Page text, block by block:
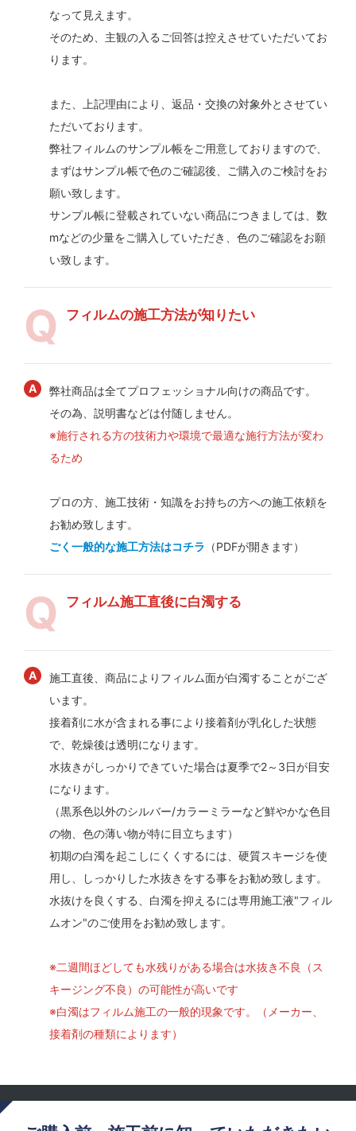
なって見えます。
そのため、主観の入るご回答は控えさせていただいてお
ります。
また、上記理由により、返品・交換の対象外とさせてい
ただいております。
弊社フィルムのサンプル帳をご用意しておりますので、
まずはサンプル帳で色のご確認後、ご購入のご検討をお
願い致します。
サンプル帳に登載されていない商品につきましては、数
mなどの少量をご購入していただき、色のご確認をお願
い致します。
フィルムの施工方法が知りたい
弊社商品は全てプロフェッショナル向けの商品です。
その為、説明書などは付随しません。
※施行される方の技術力や環境で最適な施行方法が変わ
るため
プロの方、施工技術・知識をお持ちの方への施工依頼を
お勧め致します。
ごく一般的な施工方法はコチラ （PDFが開きます）
フィルム施工直後に白濁する
施工直後、商品によりフィルム面が白濁することがござ
います。
接着剤に水が含まれる事により接着剤が乳化した状態
で、乾燥後は透明になります。
水抜きがしっかりできていた場合は夏季で2～3日が目安
になります。
（黒系色以外のシルバー/カラーミラーなど鮮やかな色目
の物、色の薄い物が特に目立ちます）
初期の白濁を起こしにくくするには、硬質スキージを使
用し、しっかりした水抜きをする事をお勧め致します。
水抜けを良くする、白濁を抑えるには専用施工液"フィル
ムオン"のご使用をお勧め致します。
※二週間ほどしても水残りがある場合は水抜き不良（ス
キージング不良）の可能性が高いです
※白濁はフィルム施工の一般的現象です。（メーカー、
接着剤の種類によります）